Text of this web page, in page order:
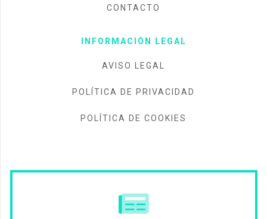
CONTACTO
INFORMACIÓN LEGAL
AVISO LEGAL
POLÍTICA DE PRIVACIDAD
POLÍTICA DE COOKIES